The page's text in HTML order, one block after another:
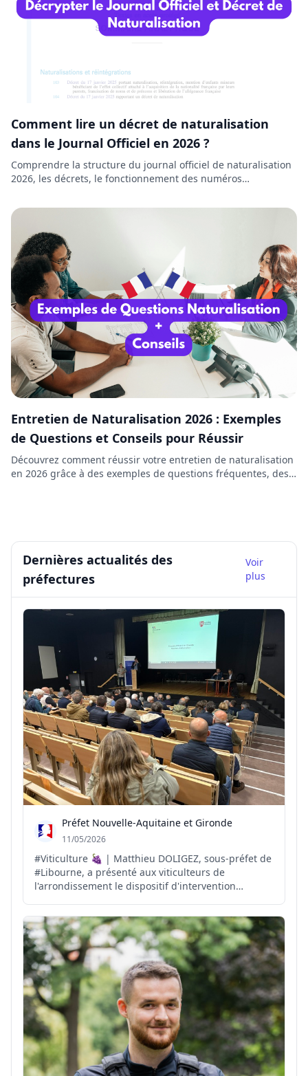
Comment lire un décret de naturalisation
dans le Journal Officiel en 2026 ?
Comprendre la structure du journal officiel de naturalisation
2026, les décrets, le fonctionnement des numéros
est essentiel pour retrouver votre décret. Découvrez dans ce
guide comment lire et interpréter un décret de naturalisation
2026.
Entretien de Naturalisation 2026 : Exemples
de Questions et Conseils pour Réussir
Découvrez comment réussir votre entretien de naturalisation
en 2026 grâce à des exemples de questions fréquentes, des
Dernières actualités des
préfectures
Voir
plus
Préfet Nouvelle-Aquitaine et Gironde
11/05/2026
#Viticulture 🍇 | Matthieu DOLIGEZ, sous-préfet de
#Libourne, a présenté aux viticulteurs de
l'arrondissement le dispositif d'intervention
#Gironde, aux côtés de Laurence ROUEDE, vice-
présidente de la Région Nouvelle-Aquitaine. Cet
outil permettra aux ...